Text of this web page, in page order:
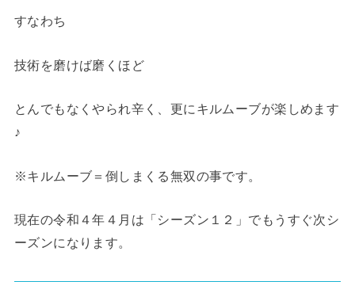
すなわち
技術を磨けば磨くほど
とんでもなくやられ辛く、更にキルムーブが楽しめます
♪
※キルムーブ＝倒しまくる無双の事です。
現在の令和４年４月は「シーズン１２」でもうすぐ次シ
ーズンになります。